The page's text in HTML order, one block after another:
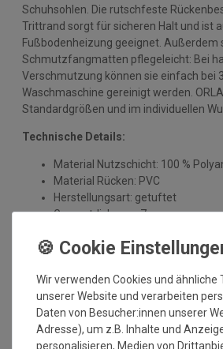
Schuhsohlen. Die rutschfeste
Trittrand sorgt für sicheren Halt und ist
Fußbodenheizung geeignet. Außerdem
Schmutzfangmatten pflegeleicht: Bei
Verschmutzung können sie einfach bei
Waschmaschine gereinigt werden.
Standardgrößen und im individuellen
Technische Details:
Material Nutzschicht: 100 %
Material Rücken: PVC
Herstellungsart: getuftet
Gesamtdicke: ca. 7 mm
waschbar bis 30 Grad
rutschfest
outdoorgeeignet
Nimmt Schmutz und Nässe auf
für Fußbodenheizung geeignet
Wir verwenden Cookies und ähnliche
unserer Website und verarbeiten
Daten von Besucher:innen unserer
Adresse), um z.B. Inhalte und
personalisieren, Medien von